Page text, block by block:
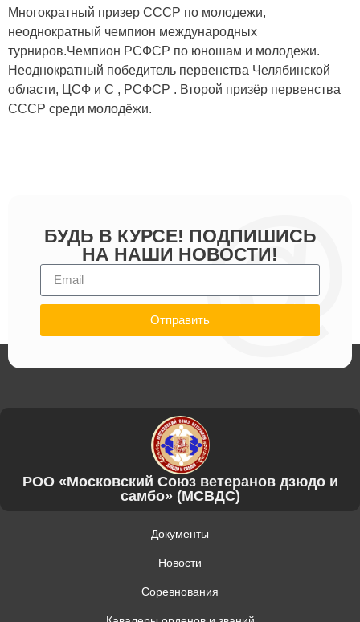
Многократный призер СССР по молодежи,
неоднократный чемпион международных
турниров.Чемпион РСФСР по юношам и молодежи.
Неоднократный победитель первенства Челябинской
области, ЦСФ и С , РСФСР . Второй призёр первенства
СССР среди молодёжи.
БУДЬ В КУРСЕ! ПОДПИШИСЬ
НА НАШИ НОВОСТИ!
Отправить
РОО «Московский Союз ветеранов дзюдо и
самбо» (МСВДС)
Документы
Новости
Соревнования